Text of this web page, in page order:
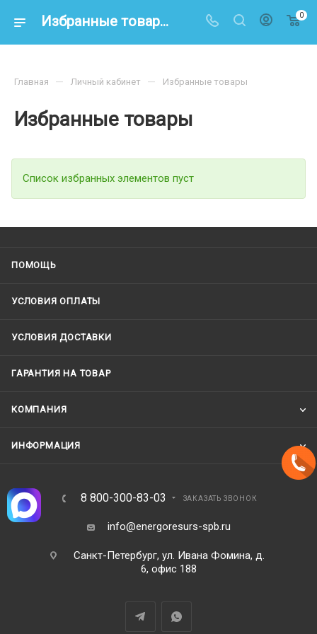
Избранные товары 0
Избранные товары
Главная — Личный кабинет — Избранные товары
Список избранных элементов пуст
ПОМОЩЬ
УСЛОВИЯ ОПЛАТЫ
УСЛОВИЯ ДОСТАВКИ
ГАРАНТИЯ НА ТОВАР
КОМПАНИЯ
ИНФОРМАЦИЯ
8 800-300-83-03 ЗАКАЗАТЬ ЗВОНОК
info@energoresurs-spb.ru
Санкт-Петербург, ул. Ивана Фомина, д.
6, офис 188